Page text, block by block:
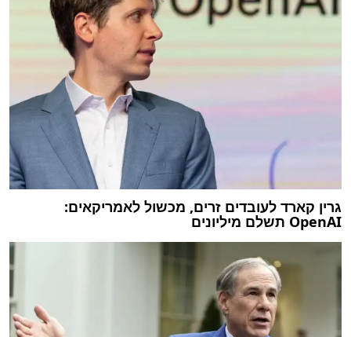
גרין קארד לעובדים זרים, מכשול לאמריקאים:
OpenAI תשלם מיליונים